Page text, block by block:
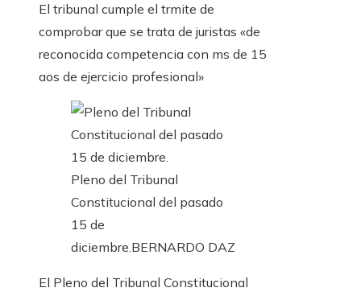
El tribunal cumple el trmite de
comprobar que se trata de juristas «de
reconocida competencia con ms de 15
aos de ejercicio profesional»
Pleno del Tribunal
Constitucional del pasado
15 de
diciembre.BERNARDO DAZ
El Pleno del Tribunal Constitucional